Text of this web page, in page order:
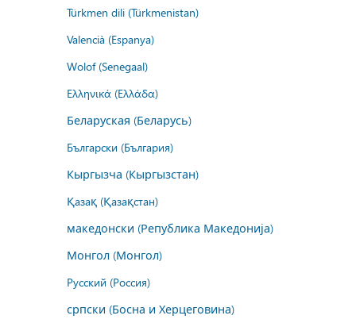
Türkmen dili (Türkmenistan)
Valencià (Espanya)
Wolof (Senegaal)
Ελληνικά (Ελλάδα)
Беларуская (Беларусь)
Български (България)
Кыргызча (Кыргызстан)
Қазақ (Қазақстан)
македонски (Република Македонија)
Монгол (Монгол)
Русский (Россия)
српски (Босна и Херцеговина)